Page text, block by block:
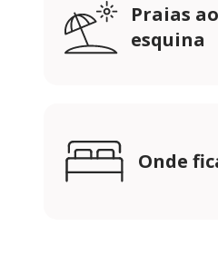
Praias
esquina
Onde